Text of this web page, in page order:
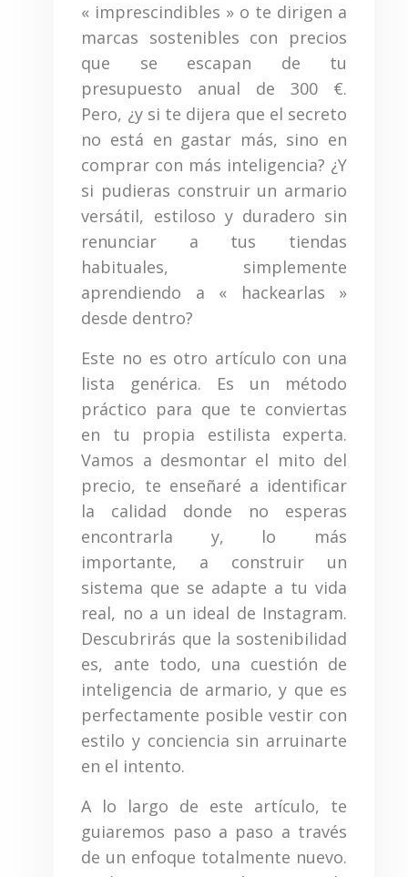
« imprescindibles » o te dirigen a
marcas sostenibles con precios
que se escapan de tu
presupuesto anual de 300 €.
Pero, ¿y si te dijera que el secreto
no está en gastar más, sino en
comprar con más inteligencia? ¿Y
si pudieras construir un armario
versátil, estiloso y duradero sin
renunciar a tus tiendas
habituales, simplemente
aprendiendo a « hackearlas »
desde dentro?
Este no es otro artículo con una
lista genérica. Es un método
práctico para que te conviertas
en tu propia estilista experta.
Vamos a desmontar el mito del
precio, te enseñaré a identificar
la calidad donde no esperas
encontrarla y, lo más
importante, a construir un
sistema que se adapte a tu vida
real, no a un ideal de Instagram.
Descubrirás que la sostenibilidad
es, ante todo, una cuestión de
inteligencia de armario, y que es
perfectamente posible vestir con
estilo y conciencia sin arruinarte
en el intento.
A lo largo de este artículo, te
guiaremos paso a paso a través
de un enfoque totalmente nuevo.